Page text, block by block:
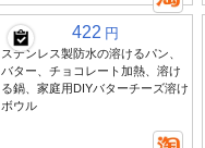
422 円
ステンレス製防水の溶けるパン、
バター、チョコレート加熱、溶け
る鍋、家庭用DIYバターチーズ溶け
ボウル